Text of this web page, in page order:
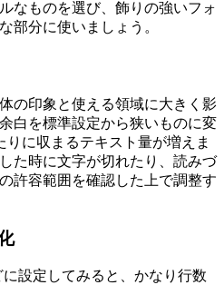
なものを選び、飾りの強いフォ
部分に使いましょう。
の印象と使える領域に大きく影
白を標準設定から狭いものに変
に収まるテキスト量が増えま
た時に文字が切れたり、読みづ
許容範囲を確認した上で調整す
設定してみると、かなり行数